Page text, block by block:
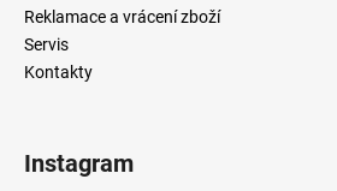
Reklamace a vrácení zboží
Servis
Kontakty
Instagram